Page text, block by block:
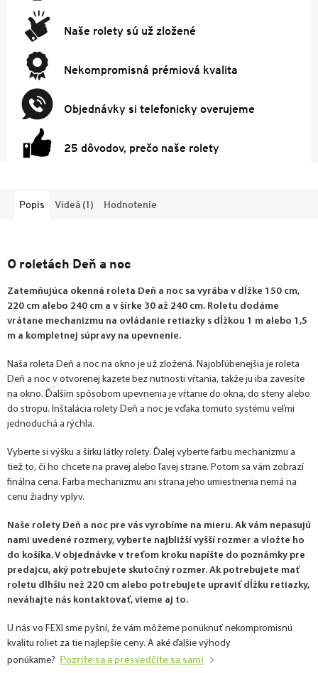
Naše rolety sú už zložené
Nekompromisná prémiová kvalita
Objednávky si telefonicky overujeme
25 dôvodov, prečo naše rolety
Popis Videá (1) Hodnotenie
O roletách Deň a noc
Zatemňujúca okenná roleta Deň a noc sa vyrába v dĺžke 150 cm,
220 cm alebo 240 cm a v šírke 30 až 240 cm. Roletu dodáme
vrátane mechanizmu na ovládanie retiazky s dĺžkou 1 m alebo 1,5
m a kompletnej súpravy na upevnenie.
Naša roleta Deň a noc na okno je už zložená. Najobľúbenejšia je roleta
Deň a noc v otvorenej kazete bez nutnosti vŕtania, takže ju iba zavesíte
na okno. Ďalším spôsobom upevnenia je vŕtanie do okna, do steny alebo
do stropu. Inštalácia rolety Deň a noc je vďaka tomuto systému veľmi
jednoduchá a rýchla.
Vyberte si výšku a šírku látky rolety. Ďalej vyberte farbu mechanizmu a
tiež to, či ho chcete na pravej alebo ľavej strane. Potom sa vám zobrazí
finálna cena. Farba mechanizmu ani strana jeho umiestnenia nemá na
cenu žiadny vplyv.
Naše rolety Deň a noc pre vás vyrobíme na mieru. Ak vám nepasujú
nami uvedené rozmery, vyberte najbližší vyšší rozmer a vložte ho
do košíka. V objednávke v treťom kroku napíšte do poznámky pre
predajcu, aký potrebujete skutočný rozmer. Ak potrebujete mať
roletu dlhšiu než 220 cm alebo potrebujete upraviť dĺžku retiazky,
neváhajte nás kontaktovať, vieme aj to.
U nás vo FEXI sme pyšní, že vám môžeme ponúknuť nekompromisnú
kvalitu roliet za tie najlepšie ceny. A aké ďalšie výhody
ponúkame? Pozrite sa a presvedčite sa sami